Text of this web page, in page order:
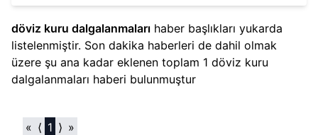
döviz kuru dalgalanmaları haber başlıkları yukarda
listelenmiştir. Son dakika haberleri de dahil olmak
üzere şu ana kadar eklenen toplam 1 döviz kuru
dalgalanmaları haberi bulunmuştur
« ⟨ 1 ⟩ »